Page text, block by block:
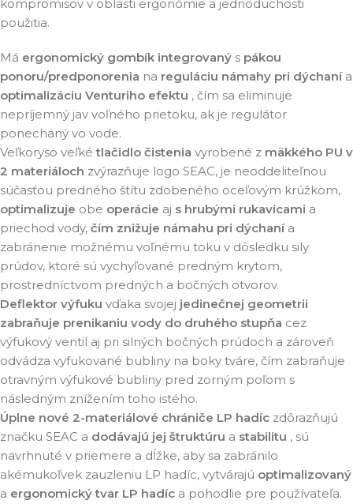
kompromisov v oblasti ergonómie a jednoduchosti
použitia.
Má ergonomický gombík integrovaný s pákou
ponoru/predponorenia na reguláciu námahy pri dýchanía
optimalizáciu Venturiho efektu , čím sa eliminuje
nepríjemný jav voľného prietoku, ak je regulátor
ponechaný vo vode.
Veľkoryso veľkétlačidlo čistenia vyrobené z mäkkého PU v
2 materiáloch zvýrazňuje logo SEAC, je neoddeliteľnou
súčasťou predného štítu zdobeného oceľovým krúžkom,
optimalizuje obe operácie aj s hrubými rukavicami a
priechod vody, čím znižuje námahu pri dýchanía
zabránenie možnému voľnému toku v dôsledku sily
prúdov, ktoré sú vychyľované predným krytom,
prostredníctvom predných a bočných otvorov.
Deflektor výfuku vďaka svojej jedinečnej geometrii
zabraňuje prenikaniu vody do druhého stupňa cez
výfukový ventil aj pri silných bočných prúdoch a zároveň
odvádza vyfukované bubliny na boky tváre, čím zabraňuje
otravným výfukové bubliny pred zorným poľom s
následným znížením toho istého.
Úplne nové 2-materiálové chrániče LP hadíc zdôrazňujú
značku SEAC a dodávajú jej štruktúru a stabilitu , sú
navrhnuté v priemere a dĺžke, aby sa zabránilo
akémukoľvek zauzleniu LP hadíc, vytvárajú optimalizovaný
a ergonomický tvar LP hadíc a pohodlie pre používateľa.